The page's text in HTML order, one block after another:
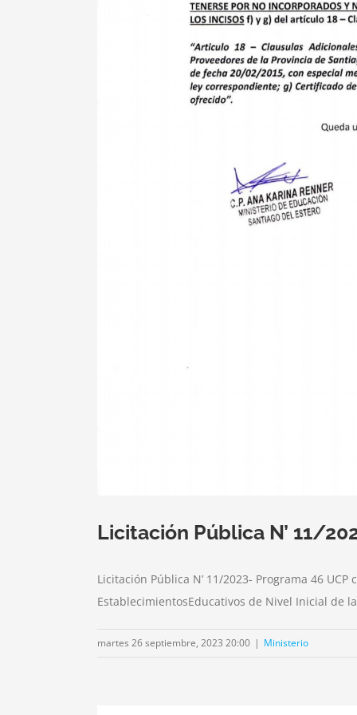
Licitación Pública N’ 11/
Licitación Pública N’ 11/2023- Programa 46
EstablecimientosEducativos de Nivel Inicial de
martes 26 septiembre, 2023 20:00 | Ministerio